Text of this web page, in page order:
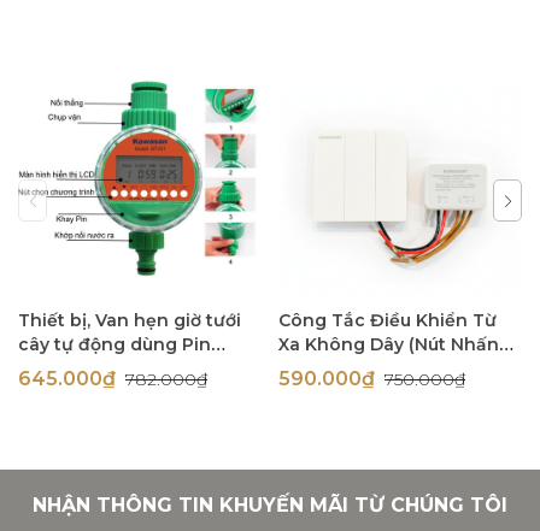
Thiết bị, Van hẹn giờ tưới
cây tự động dùng Pin
Kawasan BTV01
645.000₫ 782.000₫
Công Tắc Điều Khiển Từ
Xa Không Dây (Nút Nhấn
Không Cần PIN) KAWASAN
3 kênh 3 nút nhấn C3K –
590.000₫ 750.000₫
NHẬN THÔNG TIN KHUYẾN MÃI TỪ CHÚNG TÔI